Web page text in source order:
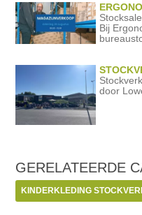
Bij
door
GERELATEERDE
KINDERKLEDING